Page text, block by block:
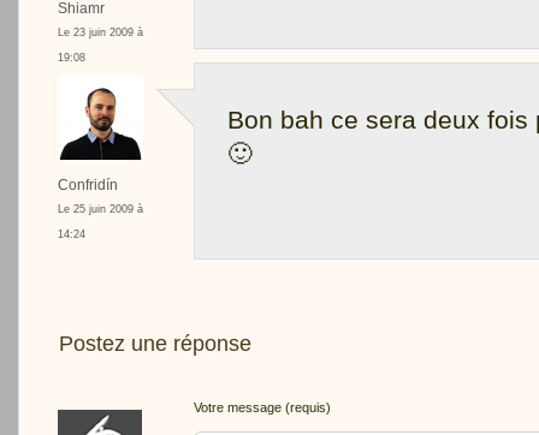
Shiamr
Le 23 juin 2009 à
19:08
Confridín
Le 25 juin 2009 à
14:24
Bon bah ce sera deux fois
🙂
Postez une réponse
Votre message (requis)